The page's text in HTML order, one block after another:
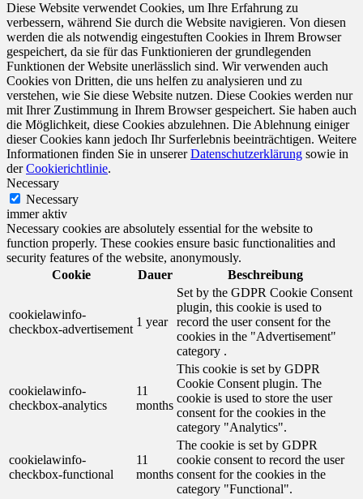
Diese Website verwendet Cookies, um Ihre Erfahrung zu
verbessern, während Sie durch die Website navigieren. Von diesen
werden die als notwendig eingestuften Cookies in Ihrem Browser
gespeichert, da sie für das Funktionieren der grundlegenden
Funktionen der Website unerlässlich sind. Wir verwenden auch
Cookies von Dritten, die uns helfen zu analysieren und zu
verstehen, wie Sie diese Website nutzen. Diese Cookies werden nur
mit Ihrer Zustimmung in Ihrem Browser gespeichert. Sie haben auch
die Möglichkeit, diese Cookies abzulehnen. Die Ablehnung einiger
dieser Cookies kann jedoch Ihr Surferlebnis beeinträchtigen. Weitere
Informationen finden Sie in unsererDatenschutzerklärung sowie in
derCookierichtlinie.
Necessary
Necessary
immer aktiv
Necessary cookies are absolutely essential for the website to
function properly. These cookies ensure basic functionalities and
security features of the website, anonymously.
Cookie
Dauer Beschreibung
cookielawinfo-
checkbox-advertisement
1 year
Set by the GDPR Cookie Consent
plugin, this cookie is used to
record the user consent for the
cookies in the "Advertisement"
category .
cookielawinfo-
checkbox-analytics
11
months
This cookie is set by GDPR
Cookie Consent plugin. The
cookie is used to store the user
consent for the cookies in the
category "Analytics".
cookielawinfo-
checkbox-functional
11
months
The cookie is set by GDPR
cookie consent to record the user
consent for the cookies in the
category "Functional".